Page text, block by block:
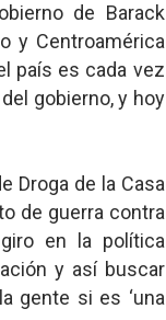
de Barack
y Centroamérica
país es cada vez
gobierno, y hoy
Droga de la Casa
de guerra contra
en la política
y así buscar
gente si es ‘una